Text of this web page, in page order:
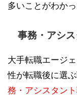
多いことがわかっ
事務・アシ
大手転職エージェ
性が転職後に選
務・アシスタント